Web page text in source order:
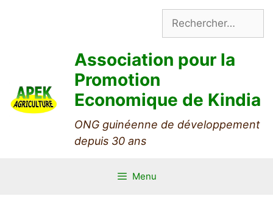
Rechercher :
Association pour la
Promotion
Economique de Kindia
ONG guinéenne de développement
depuis 30 ans
Menu